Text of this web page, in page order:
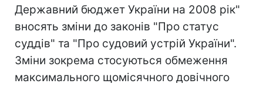
Державний бюджет України на 2008 рік"
вносять зміни до законів "Про статус
суддів" та "Про судовий устрій України".
Зміни зокрема стосуються обмеження
максимального щомісячного довічного